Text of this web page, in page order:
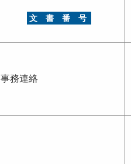
文 書 番 号
事務連絡